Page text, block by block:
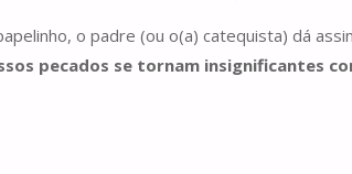
o padre (ou o(a) catequista) dá
pecados se tornam insignificantes